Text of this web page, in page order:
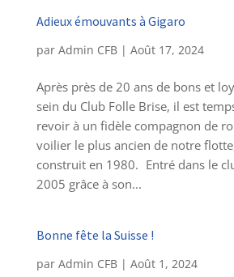
Adieux émouvants à Gigaro
par Admin CFB| Août 17, 2024
Après près de 20 ans de bons et
sein du Club Folle Brise, il est
revoir à un fidèle compagnon de
voilier le plus ancien de notre
construit en 1980. Entré dans le
2005 grâce à son...
Bonne fête la Suisse !
par Admin CFB| Août 1, 2024